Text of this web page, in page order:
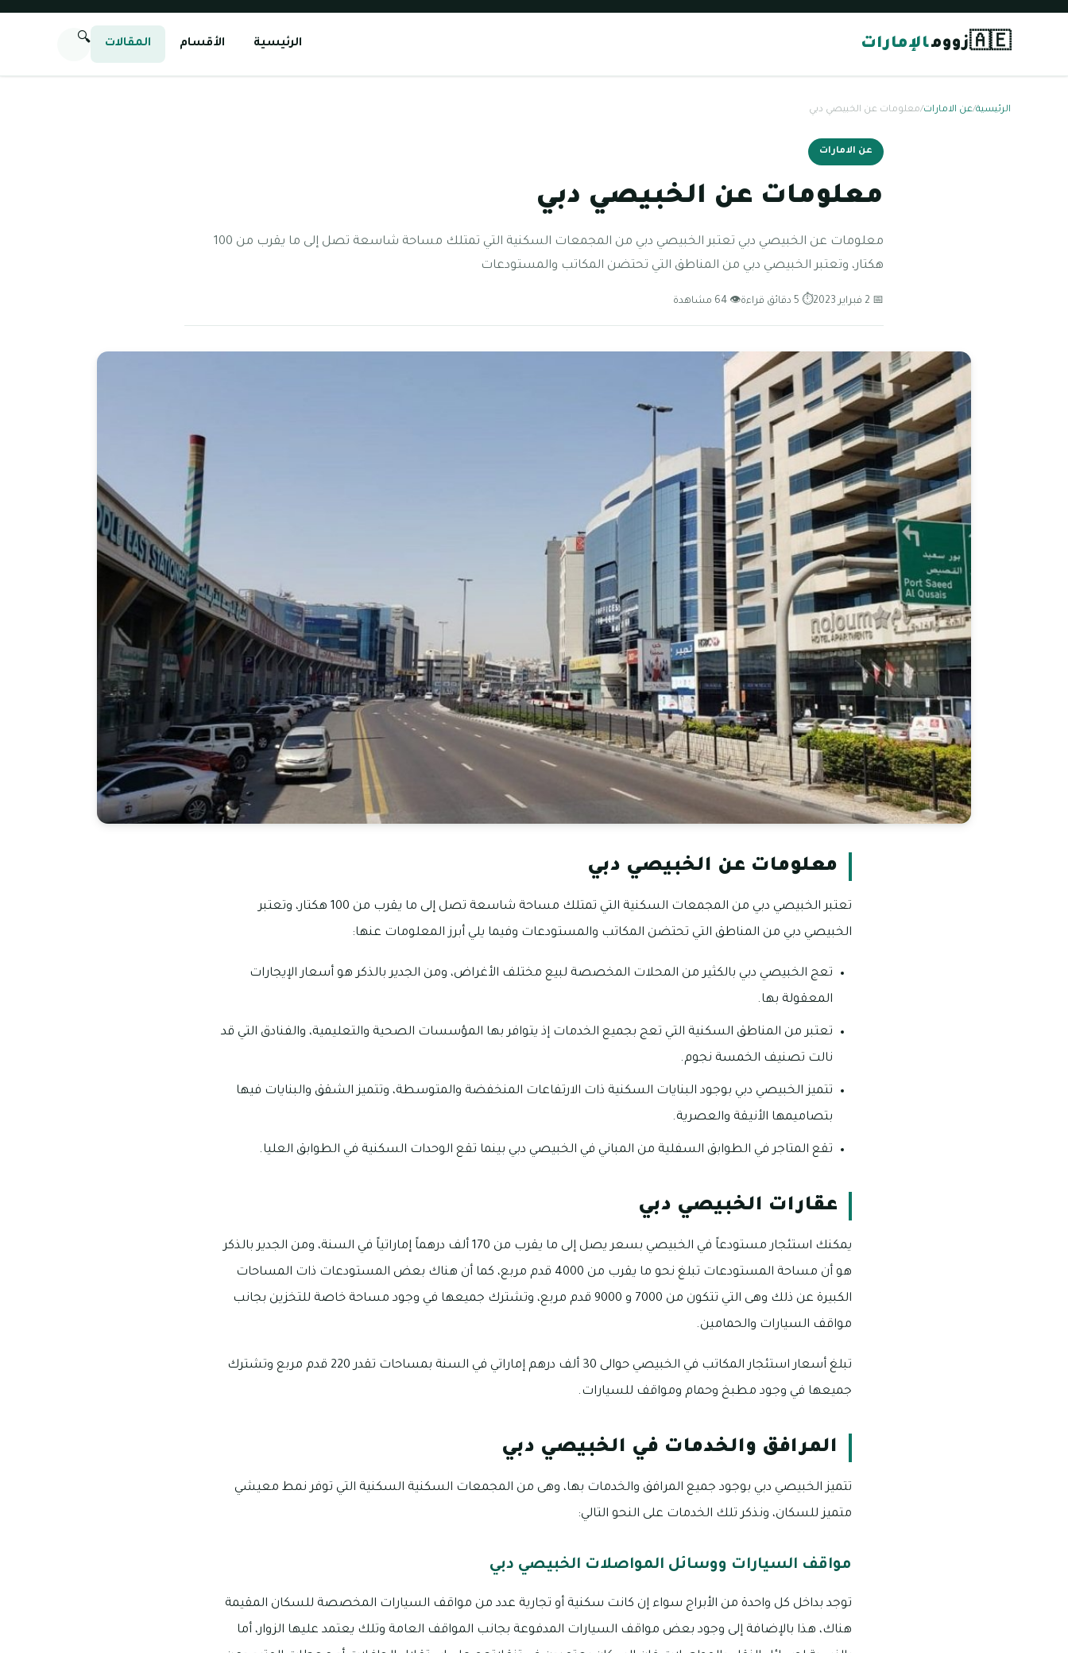
🇦🇪زوومالإمارات الرئيسية الأقسام المقالات 🔍
الرئيسية/عن الامارات/معلومات عن الخبيصي دبي
عن الامارات
معلومات عن الخبيصي دبي
معلومات عن الخبيصي دبي تعتبر الخبيصي دبي من المجمعات السكنية التي تمتلك مساحة شاسعة تصل إلى ما يقرب من 100
هكتار، وتعتبر الخبيصي دبي من المناطق التي تحتضن المكاتب والمستودعات
📅 2 فبراير 2023 ⏱ 5 دقائق قراءة 👁 64 مشاهدة
معلومات عن الخبيصي دبي
تعتبر الخبيصي دبي من المجمعات السكنية التي تمتلك مساحة شاسعة تصل إلى ما يقرب من 100 هكتار، وتعتبر
الخبيصي دبي من المناطق التي تحتضن المكاتب والمستودعات وفيما يلي أبرز المعلومات عنها:
تعج الخبيصي دبي بالكثير من المحلات المخصصة لبيع مختلف الأغراض، ومن الجدير بالذكر هو أسعار الإيجارات
المعقولة بها.
تعتبر من المناطق السكنية التي تعج بجميع الخدمات إذ يتوافر بها المؤسسات الصحية والتعليمية، والفنادق التي قد
نالت تصنيف الخمسة نجوم.
تتميز الخبيصي دبي بوجود البنايات السكنية ذات الارتفاعات المنخفضة والمتوسطة، وتتميز الشقق والبنايات فيها
بتصاميمها الأنيقة والعصرية.
تقع المتاجر في الطوابق السفلية من المباني في الخبيصي دبي بينما تقع الوحدات السكنية في الطوابق العليا.
عقارات الخبيصي دبي
يمكنك استئجار مستودعاً في الخبيصي بسعر يصل إلى ما يقرب من 170 ألف درهماً إماراتياً في السنة، ومن الجدير بالذكر
هو أن مساحة المستودعات تبلغ نحو ما يقرب من 4000 قدم مربع، كما أن هناك بعض المستودعات ذات المساحات
الكبيرة عن ذلك وهى التي تتكون من 7000 و 9000 قدم مربع، وتشترك جميعها في وجود مساحة خاصة للتخزين بجانب
مواقف السيارات والحمامين.
تبلغ أسعار استئجار المكاتب في الخبيصي حوالى 30 ألف درهم إماراتي في السنة بمساحات تقدر 220 قدم مربع وتشترك
جميعها في وجود مطبخ وحمام ومواقف للسيارات.
المرافق والخدمات في الخبيصي دبي
تتميز الخبيصي دبي بوجود جميع المرافق والخدمات بها، وهى من المجمعات السكنية السكنية التي توفر نمط معيشي
متميز للسكان، ونذكر تلك الخدمات على النحو التالي:
مواقف السيارات ووسائل المواصلات الخبيصي دبي
توجد بداخل كل واحدة من الأبراج سواء إن كانت سكنية أو تجارية عدد من مواقف السيارات المخصصة للسكان المقيمة
هناك، هذا بالإضافة إلى وجود بعض مواقف السيارات المدفوعة بجانب المواقف العامة وتلك يعتمد عليها الزوار، أما